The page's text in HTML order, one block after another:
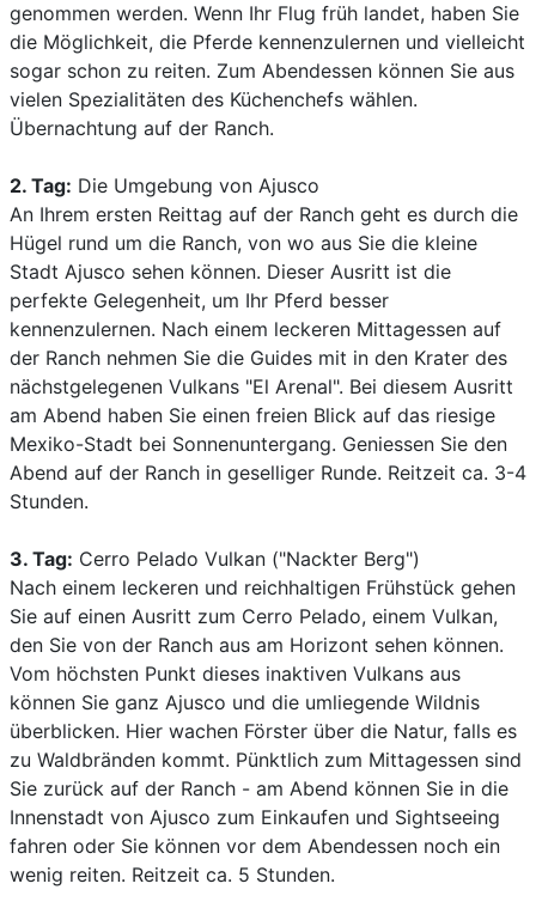
genommen werden. Wenn Ihr Flug früh landet, haben Sie
die Möglichkeit, die Pferde kennenzulernen und vielleicht
sogar schon zu reiten. Zum Abendessen können Sie aus
vielen Spezialitäten des Küchenchefs wählen.
Übernachtung auf der Ranch.
2. Tag: Die Umgebung von Ajusco
An Ihrem ersten Reittag auf der Ranch geht es durch die
Hügel rund um die Ranch, von wo aus Sie die kleine
Stadt Ajusco sehen können. Dieser Ausritt ist die
perfekte Gelegenheit, um Ihr Pferd besser
kennenzulernen. Nach einem leckeren Mittagessen auf
der Ranch nehmen Sie die Guides mit in den Krater des
nächstgelegenen Vulkans "El Arenal". Bei diesem Ausritt
am Abend haben Sie einen freien Blick auf das riesige
Mexiko-Stadt bei Sonnenuntergang. Geniessen Sie den
Abend auf der Ranch in geselliger Runde. Reitzeit ca. 3-4
Stunden.
3. Tag: Cerro Pelado Vulkan ("Nackter Berg")
Nach einem leckeren und reichhaltigen Frühstück gehen
Sie auf einen Ausritt zum Cerro Pelado, einem Vulkan,
den Sie von der Ranch aus am Horizont sehen können.
Vom höchsten Punkt dieses inaktiven Vulkans aus
können Sie ganz Ajusco und die umliegende Wildnis
überblicken. Hier wachen Förster über die Natur, falls es
zu Waldbränden kommt. Pünktlich zum Mittagessen sind
Sie zurück auf der Ranch - am Abend können Sie in die
Innenstadt von Ajusco zum Einkaufen und Sightseeing
fahren oder Sie können vor dem Abendessen noch ein
wenig reiten. Reitzeit ca. 5 Stunden.